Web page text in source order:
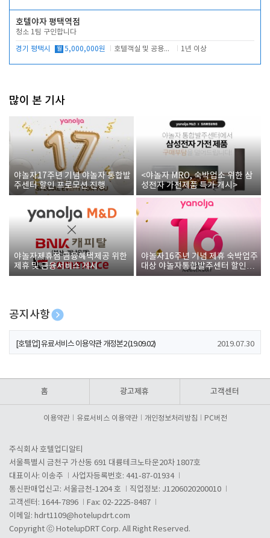
호텔야자 평택역점
청소 1팀 구인합니다
경기 평택시 월 5,000,000원 호텔객실 및 공용시설 청소 관리 1년 이상
많이 본 기사
야놀자17주년 기념 야놀자 통합발
주센터 할인 프로모션 진행
<야놀자 MRO, 숙박업소 위한 삼
성전자 가전제품 특가 개시>
야놀자제휴점 금융혜택제공 위한
제휴 및 금융서비스 게시
야놀자16주년 기념 제휴 숙박업주
대상 야놀자통합발주센터 할인쿠
폰 증정
공지사항
[호텔업] 개인정보 처리방침 개정본1 (19.09.02)
[호텔업] 유료서비스 이용약관 개정본2 (19.09.02) 2019.07.30
홈 광고제휴 고객센터
이용약관 유료서비스 이용약관 개인정보처리방침 PC버전
주식회사 호텔업디알티
서울특별시 금천구 가산동 691 대륭테크노타운20차 1807호
대표이사: 이송주
사업자등록번호: 441-87-01934
통신판매업신고: 서울금천-1204 호
직업정보: J1206020200010
고객센터: 1644-7896
Fax: 02-2225-8487
이메일: hdrt1109@hotelupdrt.com
Copyright ⓒ HotelupDRT Corp. All Right Reserved.